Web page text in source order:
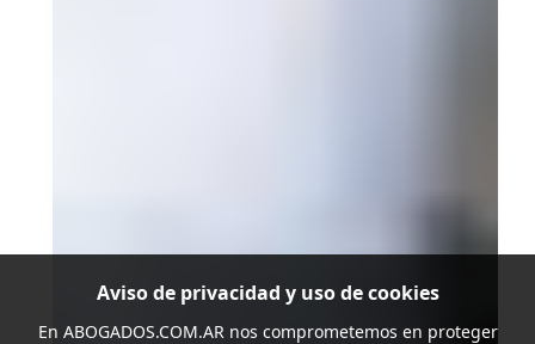
Aviso de privacidad y uso de cookies
En ABOGADOS.COM.ARnos comprometemos en proteger